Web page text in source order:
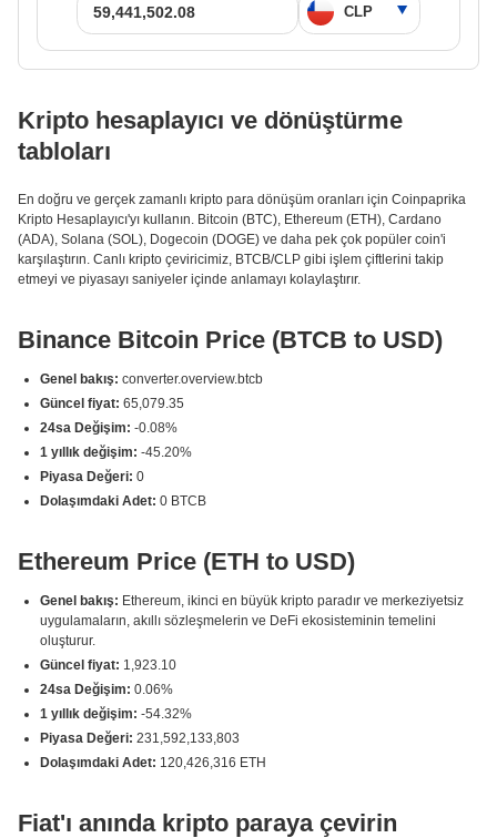
Kripto hesaplayıcı ve dönüştürme
tabloları
En doğru ve gerçek zamanlı kripto para dönüşüm oranları için Coinpaprika
Kripto Hesaplayıcı'yı kullanın. Bitcoin (BTC), Ethereum (ETH), Cardano
(ADA), Solana (SOL), Dogecoin (DOGE) ve daha pek çok popüler coin'i
karşılaştırın. Canlı kripto çeviricimiz, BTCB/CLP gibi işlem çiftlerini takip
etmeyi ve piyasayı saniyeler içinde anlamayı kolaylaştırır.
Binance Bitcoin Price (BTCB to USD)
Genel bakış: converter.overview.btcb
Güncel fiyat: 65,079.35
24sa Değişim: -0.08%
1 yıllık değişim: -45.20%
Piyasa Değeri: 0
Dolaşımdaki Adet: 0 BTCB
Ethereum Price (ETH to USD)
Genel bakış: Ethereum, ikinci en büyük kripto paradır ve merkeziyetsiz
uygulamaların, akıllı sözleşmelerin ve DeFi ekosisteminin temelini
oluşturur.
Güncel fiyat: 1,923.10
24sa Değişim: 0.06%
1 yıllık değişim: -54.32%
Piyasa Değeri: 231,592,133,803
Dolaşımdaki Adet: 120,426,316 ETH
Fiat'ı anında kripto paraya çevirin